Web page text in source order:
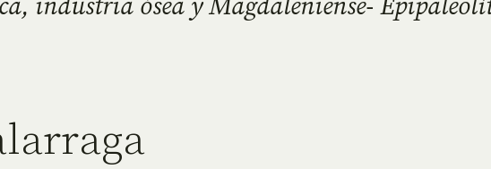
industria ósea y Magdaleniense-